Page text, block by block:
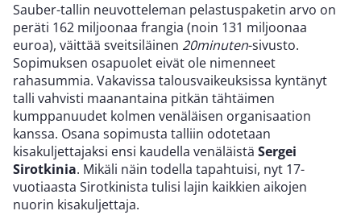
Sauber-tallin neuvotteleman pelastuspaketin arvo on
peräti 162 miljoonaa frangia (noin 131 miljoonaa
euroa), väittää sveitsiläinen 20minuten-sivusto.
Sopimuksen osapuolet eivät ole nimenneet
rahasummia. Vakavissa talousvaikeuksissa kyntänyt
talli vahvisti maanantaina pitkän tähtäimen
kumppanuudet kolmen venäläisen organisaation
kanssa. Osana sopimusta talliin odotetaan
kisakuljettajaksi ensi kaudella venäläistä Sergei
Sirotkinia. Mikäli näin todella tapahtuisi, nyt 17-
vuotiaasta Sirotkinista tulisi lajin kaikkien aikojen
nuorin kisakuljettaja.